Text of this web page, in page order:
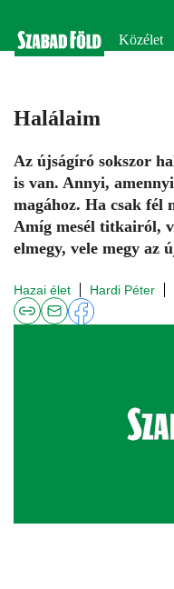
Közélet
Halálaim
Az újságíró sokszor
is van. Annyi,
magához. Ha csak fél
Amíg mesél titkairól,
elmegy, vele megy az
Hazai élet Hardi Péter